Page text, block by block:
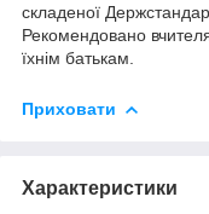
складеної
Рекомендовано
їхнім батькам
Приховати
Характеристики